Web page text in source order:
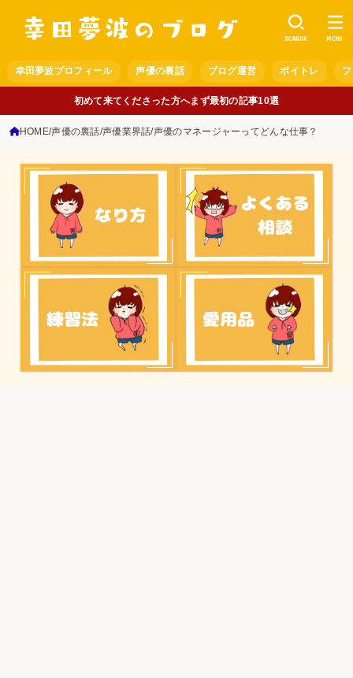
幸田夢波プロフィール 声優の裏話 ブログ運営 ボイトレ
SEARCH MENU
初めて来てくださった方へまず最初の記事10選
HOME 声優の裏話 声優業界話 声優のマネージャーってどんな仕事？